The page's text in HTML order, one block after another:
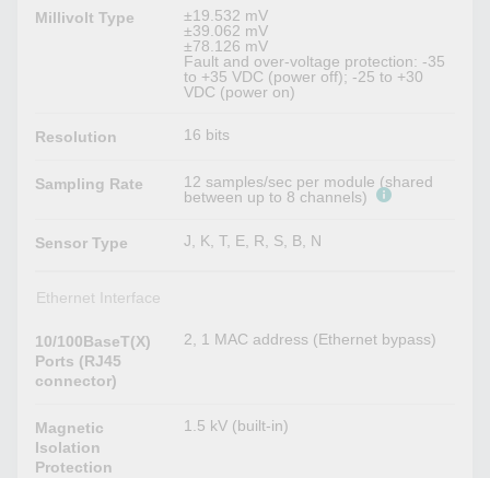
Millivolt Type
±19.532 mV
±39.062 mV
±78.126 mV
Fault and over-voltage protection: -35
to +35 VDC (power off); -25 to +30
VDC (power on)
Resolution 16 bits
Sampling Rate
12 samples/sec per module (shared
between up to 8 channels)
Sensor Type J, K, T, E, R, S, B, N
Ethernet Interface
10/100BaseT(X)
Ports (RJ45
connector)
2, 1 MAC address (Ethernet bypass)
Magnetic
Isolation
Protection
1.5 kV (built-in)